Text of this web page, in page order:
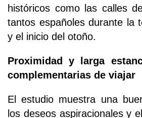
históricos como las calles
tantos españoles durante la
y el inicio del otoño.
Proximidad y larga
complementarias de viajar
El estudio muestra una
los deseos aspiracionales y